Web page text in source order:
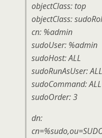
objectClass: top
objectClass:
cn: %admin
sudoUser: %admin
sudoHost: ALL
sudoRunAsUser: ALL
sudoCommand: ALL
sudoOrder: 3
dn: